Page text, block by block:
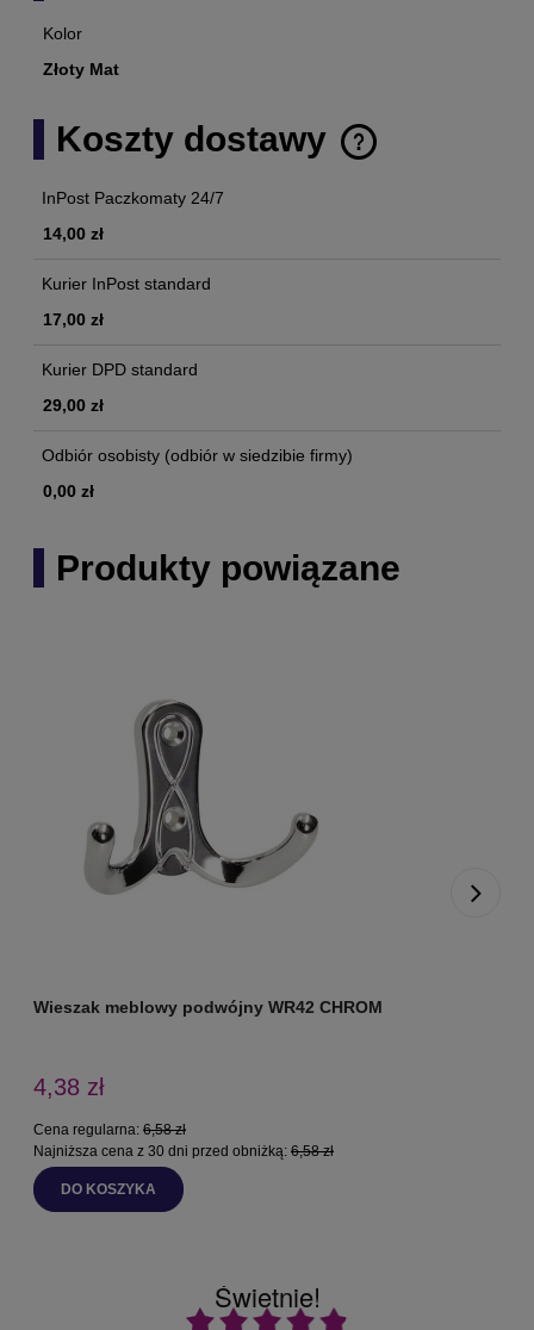
Kolor
Złoty Mat
Koszty dostawy
Cena nie zawiera ewentualnych kosztów płatności
InPost Paczkomaty 24/7
14,00 zł
Kurier InPost standard
17,00 zł
Kurier DPD standard
29,00 zł
Odbiór osobisty (odbiór w siedzibie firmy)
0,00 zł
Produkty powiązane
Wieszak meblowy podwójny WR42 CHROM
4,38 zł
Cena regularna: 6,58 zł
Najniższa cena z 30 dni przed obniżką: 6,58 zł
DO KOSZYKA
Świetnie!
Ocena średnia 4.9 na 5